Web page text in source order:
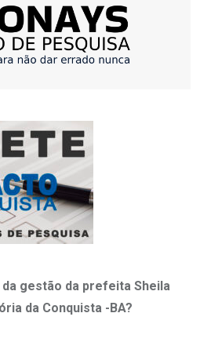
da gestão da prefeita Sheila
da Conquista -BA?